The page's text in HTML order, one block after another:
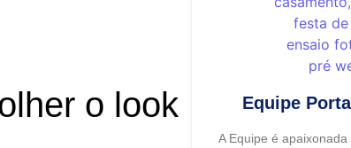
o look
Equipe
A Equipe é